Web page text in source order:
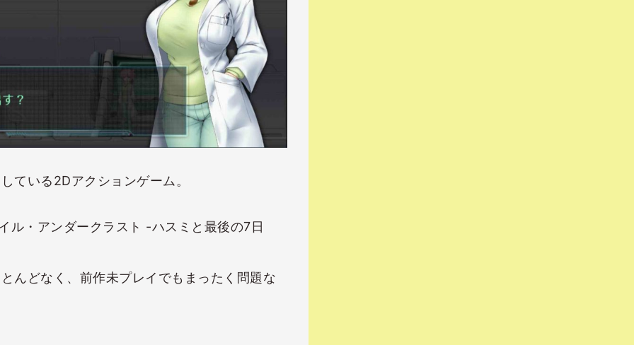
ている2Dアクションゲーム。
ル・アンダークラスト -ハスミと最後の7日
んどなく、前作未プレイでもまったく問題な